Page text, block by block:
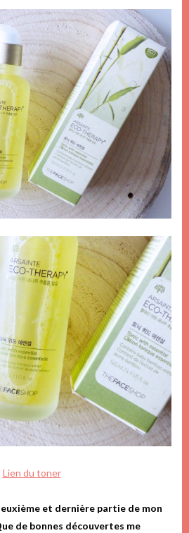
Lien du toner
et dernière partie de mon
de bonnes découvertes me